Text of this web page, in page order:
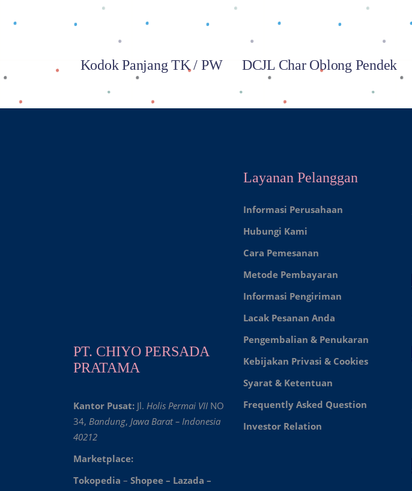
Kodok Panjang TK / PW DCJL Char Oblong Pendek
PT. CHIYO PERSADA
PRATAMA
Kantor Pusat: Jl. Holis Permai VII NO
34, Bandung, Jawa Barat – Indonesia
40212
Marketplace:
Tokopedia – Shopee – Lazada –
Layanan Pelanggan
Informasi Perusahaan
Hubungi Kami
Cara Pemesanan
Metode Pembayaran
Informasi Pengiriman
Lacak Pesanan Anda
Pengembalian & Penukaran
Kebijakan Privasi & Cookies
Syarat & Ketentuan
Frequently Asked Question
Investor Relation